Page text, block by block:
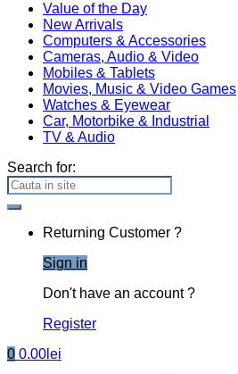
Value of the Day
New Arrivals
Computers & Accessories
Cameras, Audio & Video
Mobiles & Tablets
Movies, Music & Video Games
Watches & Eyewear
Car, Motorbike & Industrial
TV & Audio
Search for:
Returning Customer ?
Sign in
Don't have an account ?
Register
0 0.00 lei